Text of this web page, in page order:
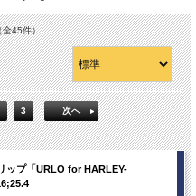
全45件）
3 次へ
ップ「URLO for HARLEY-